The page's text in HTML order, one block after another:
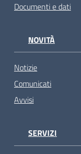
Documenti e dati
NOVITÀ
Notizie
Comunicati
Avvisi
SERVIZI